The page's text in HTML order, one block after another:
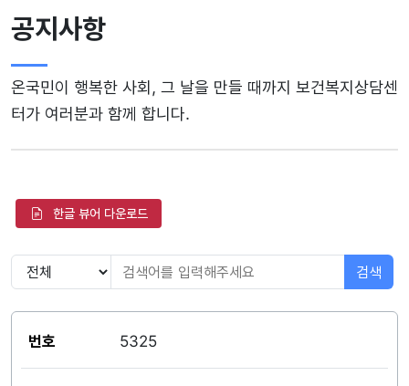
공지사항
온국민이 행복한 사회, 그 날을 만들 때까지 보건복지상담센
터가 여러분과 함께 합니다.
뷰어
한글 뷰어 다운로드
검색
5325